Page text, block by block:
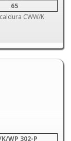
65
CWW/K
WP 302-P